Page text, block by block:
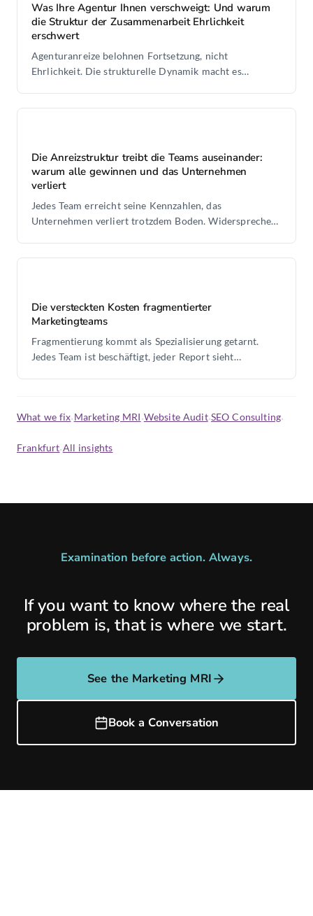
Was Ihre Agentur Ihnen verschweigt: Und warum
die Struktur der Zusammenarbeit Ehrlichkeit
erschwert
Agenturanreize belohnen Fortsetzung, nicht
Ehrlichkeit. Die strukturelle Dynamik macht es
Die Anreizstruktur treibt die Teams auseinander:
warum alle gewinnen und das Unternehmen
verliert
Jedes Team erreicht seine Kennzahlen, das
Unternehmen verliert trotzdem Boden. Widersprechen
Die versteckten Kosten fragmentierter
Marketingteams
Fragmentierung kommt als Spezialisierung getarnt.
Jedes Team ist beschäftigt, jeder Report sieht
What we fix·Marketing MRI·Website Audit·SEO Consulting·
Frankfurt·All insights
Examination before action. Always.
If you want to know where the real
problem is, that is where we start.
See the Marketing MRI
Book a Conversation